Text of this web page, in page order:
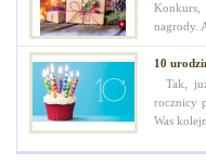
nagrody.
10
Tak,
rocznicy
Was